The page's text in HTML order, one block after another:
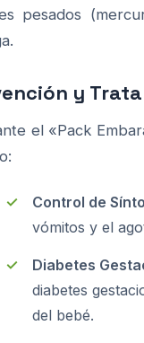
pesados
y
el «Pack
Control de
vómitos y el
Diabetes
diabetes
del bebé.